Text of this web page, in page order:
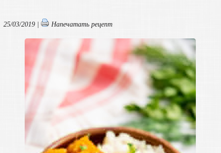
25/03/2019 | Напечатать рецепт